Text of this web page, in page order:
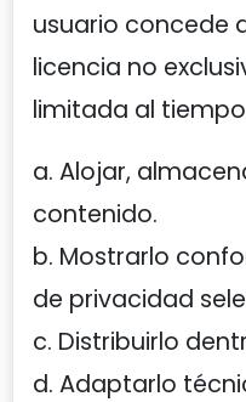
usuario concede
licencia no
limitada al
a. Alojar,
contenido.
b. Mostrarlo
de privacidad
c. Distribuirlo
d. Adaptarlo